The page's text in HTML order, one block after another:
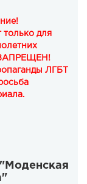
для
ЗАПРЕЩЕН!
ЛГБТ